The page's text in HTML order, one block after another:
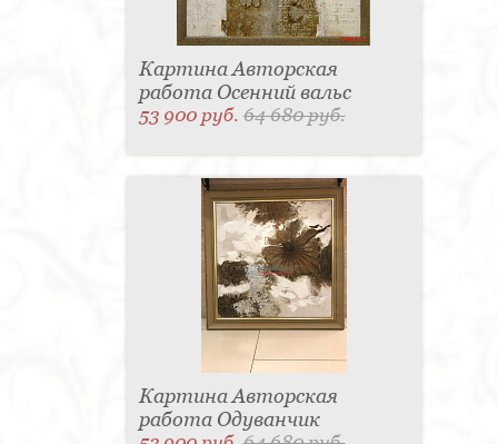
Картина Авторская
работа Осенний вальс
53 900 руб.64 680 руб.
Картина Авторская
работа Одуванчик